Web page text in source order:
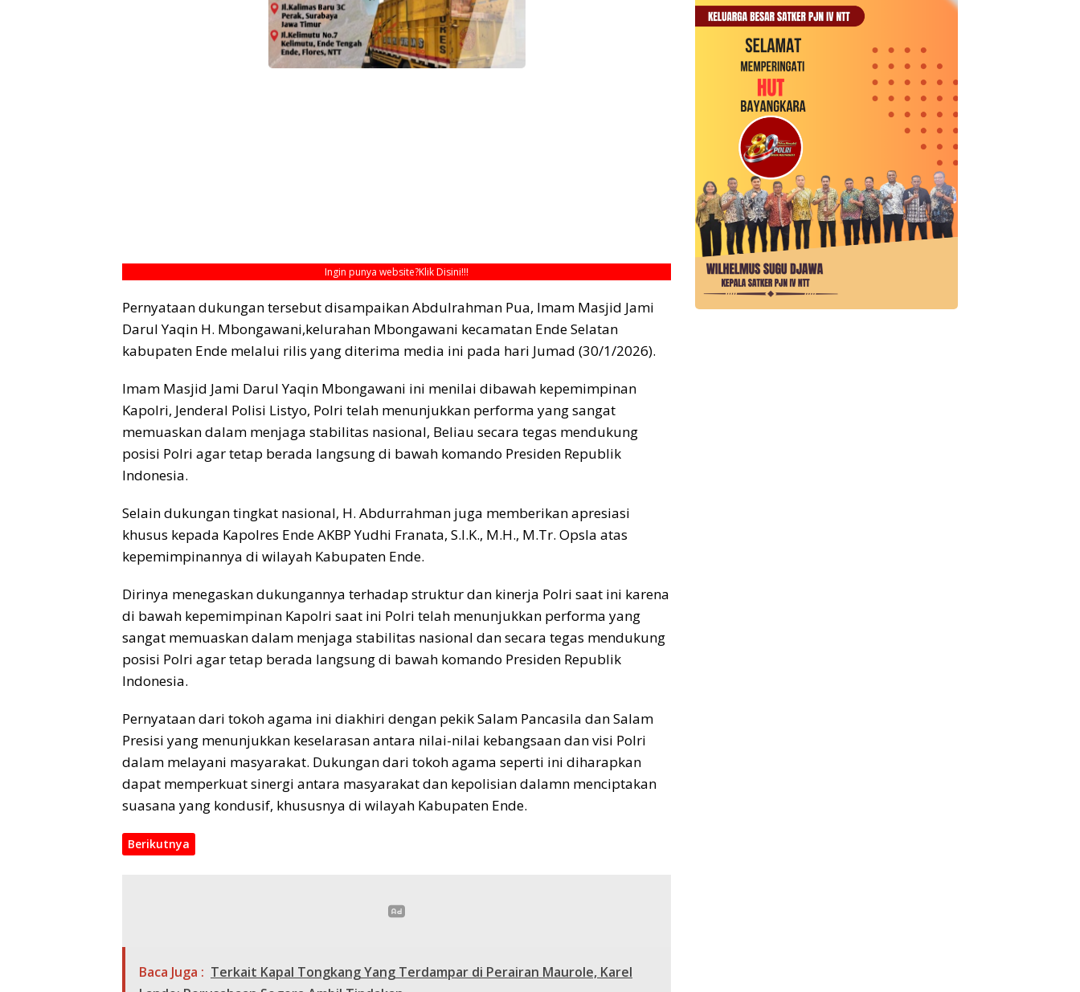
Ingin punya website?Klik Disini!!!
Pernyataan dukungan tersebut disampaikan Abdulrahman Pua, Imam Masjid Jami
Darul Yaqin H. ​Mbongawani,kelurahan Mbongawani kecamatan Ende Selatan
kabupaten Ende melalui rilis yang diterima media ini pada hari Jumad (30/1/2026).
​Imam Masjid Jami Darul Yaqin Mbongawani ini menilai dibawah kepemimpinan
Kapolri, Jenderal Polisi Listyo, Polri telah menunjukkan performa yang sangat
memuaskan dalam menjaga stabilitas nasional, Beliau secara tegas mendukung
posisi Polri agar tetap berada langsung di bawah komando Presiden Republik
Indonesia.
Selain dukungan tingkat nasional, H. Abdurrahman juga memberikan apresiasi
khusus kepada Kapolres Ende AKBP Yudhi Franata, S.I.K., M.H., M.Tr. Opsla atas
kepemimpinannya di wilayah Kabupaten Ende.​
Dirinya menegaskan dukungannya terhadap struktur dan kinerja Polri saat ini karena
di bawah kepemimpinan Kapolri saat ini Polri telah menunjukkan performa yang
sangat memuaskan dalam menjaga stabilitas nasional dan secara tegas mendukung
posisi Polri agar tetap berada langsung di bawah komando Presiden Republik
Indonesia.
​Pernyataan dari tokoh agama ini diakhiri dengan pekik Salam Pancasila dan Salam
Presisi yang menunjukkan keselarasan antara nilai-nilai kebangsaan dan visi Polri
dalam melayani masyarakat. ​Dukungan dari tokoh agama seperti ini diharapkan
dapat memperkuat sinergi antara masyarakat dan kepolisian dalamn menciptakan
suasana yang kondusif, khususnya di wilayah Kabupaten Ende.
Berikutnya
Baca Juga : Terkait Kapal Tongkang Yang Terdampar di Perairan Maurole, Karel